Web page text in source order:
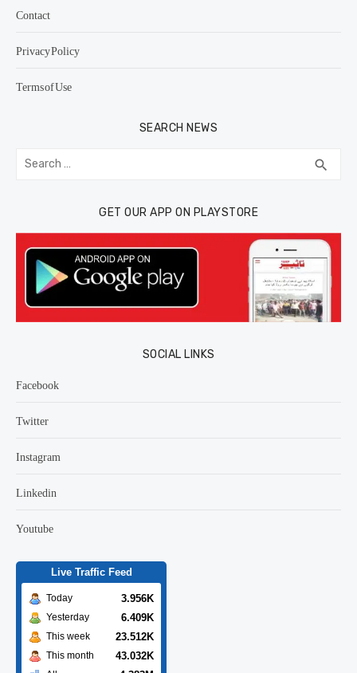
Contact
Privacy Policy
Terms of Use
SEARCH NEWS
Search
for: search
GET OUR APP ON PLAYSTORE
SOCIAL LINKS
Facebook
Twitter
Instagram
Linkedin
Youtube
Live Traffic Feed
Today 3.956K
Yesterday 6.409K
This week 23.512K
This month 43.032K